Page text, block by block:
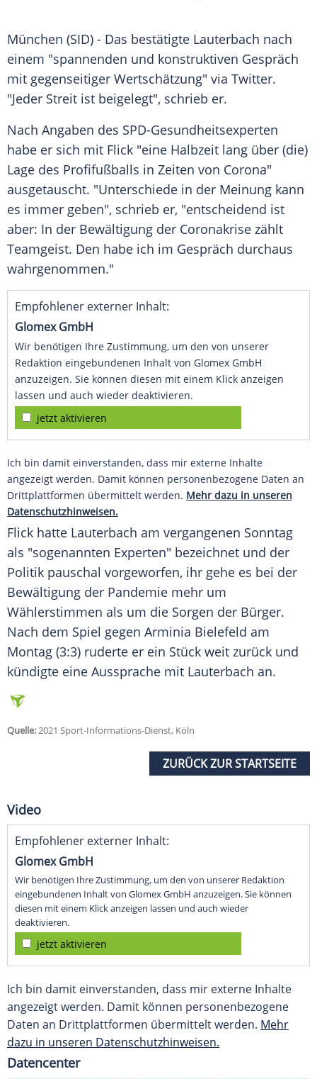
München (SID) - Das bestätigte Lauterbach nach
einem "spannenden und konstruktiven Gespräch
mit gegenseitiger Wertschätzung" via Twitter.
"Jeder Streit ist beigelegt", schrieb er.
Nach Angaben des SPD-Gesundheitsexperten
habe er sich mit Flick "eine Halbzeit lang über (die)
Lage des Profifußballs in Zeiten von Corona"
ausgetauscht. "Unterschiede in der Meinung kann
es immer geben", schrieb er, "entscheidend ist
aber: In der Bewältigung der Coronakrise zählt
Teamgeist. Den habe ich im Gespräch durchaus
wahrgenommen."
Empfohlener externer Inhalt:
Glomex GmbH
Wir benötigen Ihre Zustimmung, um den von unserer
Redaktion eingebundenen Inhalt von Glomex GmbH
anzuzeigen. Sie können diesen mit einem Klick anzeigen
lassen und auch wieder deaktivieren.
jetzt aktivieren
Ich bin damit einverstanden, dass mir externe Inhalte
angezeigt werden. Damit können personenbezogene Daten an
Drittplattformen übermittelt werden. Mehr dazu in unseren
Datenschutzhinweisen.
Flick hatte Lauterbach am vergangenen Sonntag
als "sogenannten Experten" bezeichnet und der
Politik pauschal vorgeworfen, ihr gehe es bei der
Bewältigung der Pandemie mehr um
Wählerstimmen als um die Sorgen der Bürger.
Nach dem Spiel gegen Arminia Bielefeld am
Montag (3:3) ruderte er ein Stück weit zurück und
kündigte eine Aussprache mit Lauterbach an.
Quelle:2021 Sport-Informations-Dienst, Köln
ZURÜCK ZUR STARTSEITE
Video
Empfohlener externer Inhalt:
Glomex GmbH
Wir benötigen Ihre Zustimmung, um den von unserer Redaktion
eingebundenen Inhalt von Glomex GmbH anzuzeigen. Sie können
diesen mit einem Klick anzeigen lassen und auch wieder
deaktivieren.
jetzt aktivieren
Ich bin damit einverstanden, dass mir externe Inhalte
angezeigt werden. Damit können personenbezogene
Daten an Drittplattformen übermittelt werden. Mehr
dazu in unseren Datenschutzhinweisen.
Datencenter